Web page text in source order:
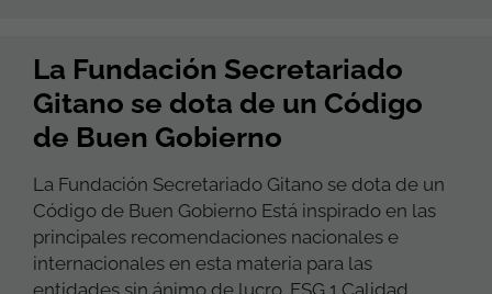
La Fundación Secretariado
Gitano se dota de un Código
de Buen Gobierno
La Fundación Secretariado Gitano se dota de un
Código de Buen Gobierno Está inspirado en las
principales recomendaciones nacionales e
internacionales en esta materia para las
entidades sin ánimo de lucro. FSG 1 Calidad